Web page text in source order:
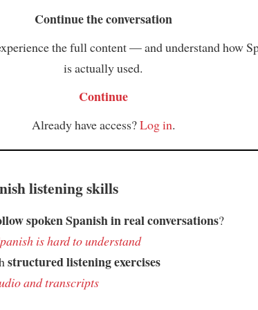
Continue the conversation
the full content — and understand how
is actually used.
Continue
Already have access?Log in.
listening skills
spoken Spanish in real conversations?
is hard to understand
structured listening exercises
and transcripts